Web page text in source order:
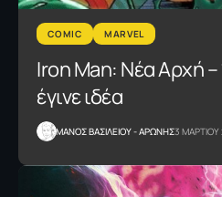
COMIC MARVEL
Iron Man: Νέα Αρχή
έγινε ιδέα
ΜΑΝΟΣ ΒΑΣΙΛΕΙΟΥ - ΑΡΩΝΗΣ3 ΜΑΡΤΙΟΥ